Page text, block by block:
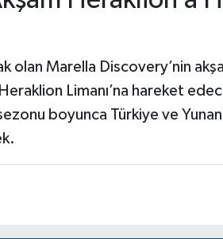
olan Marella Discovery’nin
Limanı’na hareket
boyunca Türkiye ve